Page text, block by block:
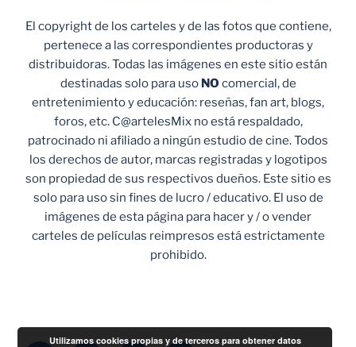
El copyright de los carteles y de las fotos que contiene,
pertenece a las correspondientes productoras y
distribuidoras. Todas las imágenes en este sitio están
destinadas solo para uso NO comercial, de
entretenimiento y educación: reseñas, fan art, blogs,
foros, etc. C@artelesMix no está respaldado,
patrocinado ni afiliado a ningún estudio de cine. Todos
los derechos de autor, marcas registradas y logotipos
son propiedad de sus respectivos dueños. Este sitio es
solo para uso sin fines de lucro / educativo. El uso de
imágenes de esta página para hacer y / o vender
carteles de películas reimpresos está estrictamente
prohibido.
Utilizamos cookies propias y de terceros para obtener datos